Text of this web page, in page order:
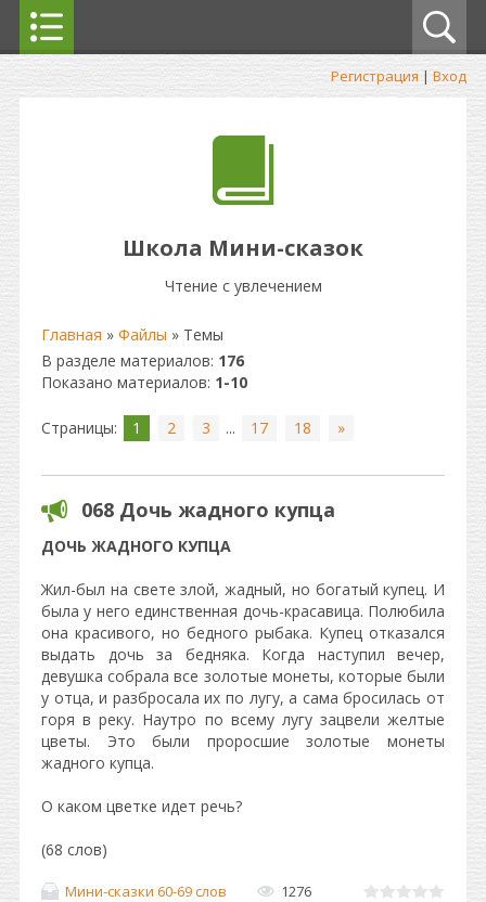
Регистрация | Вход
Школа Мини-сказок
Чтение с увлечением
Главная » Файлы » Темы
В разделе материалов: 176
Показано материалов: 1-10
Страницы: 1 2 3 ... 17 18 »
068 Дочь жадного купца
ДОЧЬ ЖАДНОГО КУПЦА
Жил-был на свете злой, жадный, но богатый купец. И
была у него единственная дочь-красавица. Полюбила
она красивого, но бедного рыбака. Купец отказался
выдать дочь за бедняка. Когда наступил вечер,
девушка собрала все золотые монеты, которые были
у отца, и разбросала их по лугу, а сама бросилась от
горя в реку. Наутро по всему лугу зацвели желтые
цветы. Это были проросшие золотые монеты
жадного купца.
О каком цветке идет речь?
(68 слов)
Мини-сказки 60-69 слов
1276